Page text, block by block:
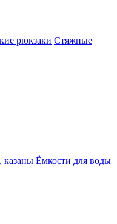
рюкзаки Стяжные
казаны Ёмкости для воды